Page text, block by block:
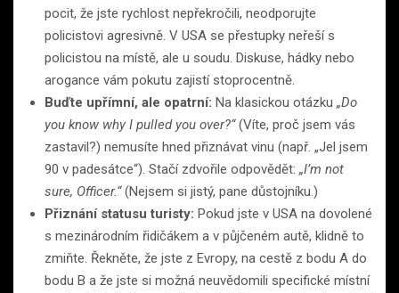
pocit, že jste rychlost nepřekročili, neodporujte
policistovi agresivně. V USA se přestupky neřeší s
policistou na místě, ale u soudu. Diskuse, hádky nebo
arogance vám pokutu zajistí stoprocentně.
Buďte upřímní, ale opatrní: Na klasickou otázku „Do
you know why I pulled you over?“(Víte, proč jsem vás
zastavil?) nemusíte hned přiznávat vinu (např. „Jel jsem
90 v padesátce“). Stačí zdvořile odpovědět: „I’m not
sure, Officer.“(Nejsem si jistý, pane důstojníku.)
Přiznání statusu turisty: Pokud jste v USA na dovolené
s mezinárodním řidičákem a v půjčeném autě, klidně to
zmiňte. Řekněte, že jste z Evropy, na cestě z bodu A do
bodu B a že jste si možná neuvědomili specifické místní